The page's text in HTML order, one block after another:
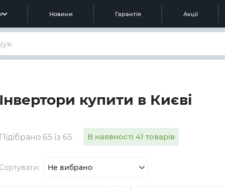
Новини Гарантія Акції
Інвертори купити в Києві
Підібрано 65 із 65 В наявності 41 товарів
Сортувати: Не вибрано